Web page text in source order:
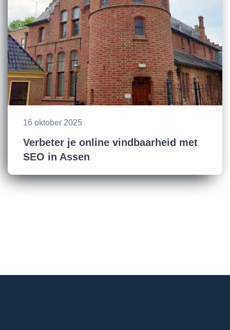
16 oktober 2025
Verbeter je online vindbaarheid met
SEO in Assen